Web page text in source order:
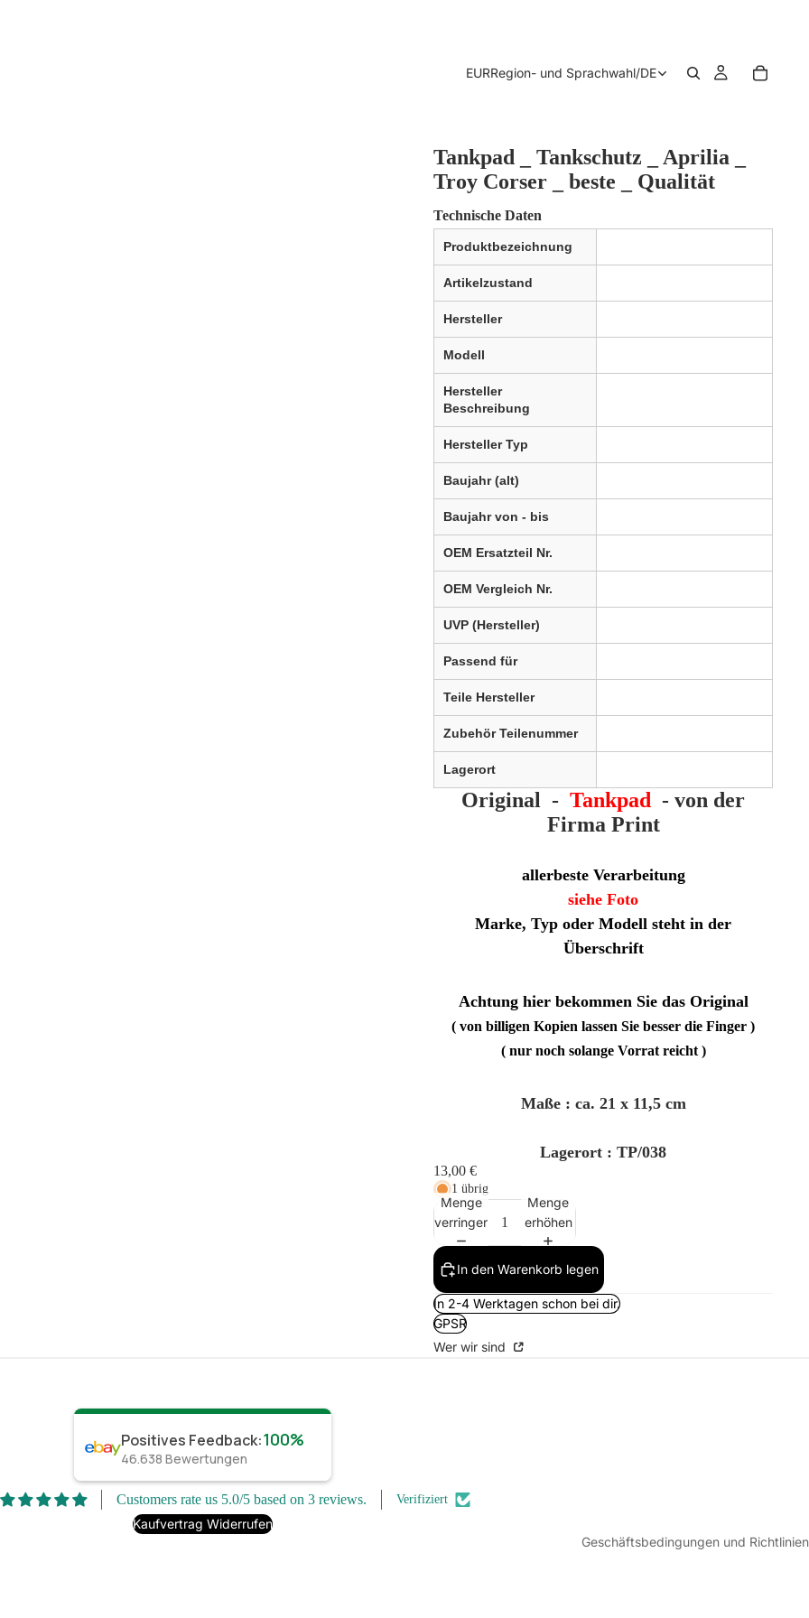
EURRegion- und Sprachwahl/DE
Tankpad _ Tankschutz _ Aprilia _
Troy Corser _ beste _ Qualität
Technische Daten
Produktbezeichnung
Artikelzustand
Hersteller
Modell
Hersteller
Beschreibung
Hersteller Typ
Baujahr (alt)
Baujahr von - bis
OEM Ersatzteil Nr.
OEM Vergleich Nr.
UVP (Hersteller)
Passend für
Teile Hersteller
Zubehör Teilenummer
Lagerort
Original - Tankpad - von der
Firma Print
allerbeste Verarbeitung
siehe Foto
Marke, Typ oder Modell steht in der
Überschrift
Achtung hier bekommen Sie das Original
( von billigen Kopien lassen Sie besser die Finger )
( nur noch solange Vorrat reicht )
Maße : ca. 21 x 11,5 cm
Lagerort : TP/038
13,00 €
1 übrig
Menge
verringern
Menge
erhöhen
In den Warenkorb legen
In 2-4 Werktagen schon bei dir.
GPSR
Wer wir sind
Positives Feedback:100%
46.638 Bewertungen
Customers rate us 5.0/5 based on 3 reviews. Verifiziert
Kaufvertrag Widerrufen
Geschäftsbedingungen und Richtlinien